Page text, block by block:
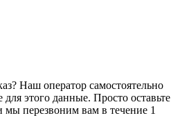
Наш оператор самостоятельно
этого данные. Просто оставьте
перезвоним вам в течение 1